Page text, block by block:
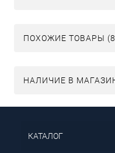
ПОХОЖИЕ ТОВАРЫ
НАЛИЧИЕ В
КАТАЛОГ